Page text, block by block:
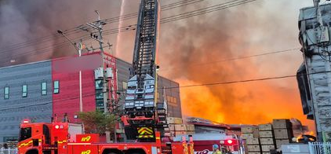
·서미화·
로 1위… 정
鄭
위해 뛸
승리